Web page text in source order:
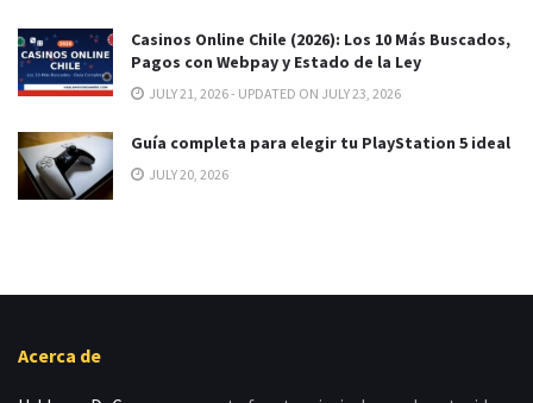
Casinos Online Chile (2026): Los 10 Más Buscados,
Pagos con Webpay y Estado de la Ley
JULY 21, 2026 - UPDATED ON JULY 23, 2026
Guía completa para elegir tu PlayStation 5 ideal
JULY 20, 2026
Acerca de